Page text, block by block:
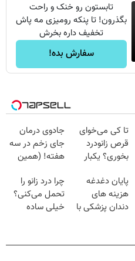
تابستون رو خنک و راحت
بگذرون! تا پنکه رومیزی مه پاش
تخفیف داره بخرش
سفارش بده!
تا کی می‌خوای
قرص زانودرد
بخوری؟ یکبار
کن
جادوی درمان
جای زخم در سه
هفته! (همین
صحبت کنید)
پایان دغدغه
هزینه های
دندان پزشکی با
چرا درد زانو را
تحمل می‌کنی؟
خیلی ساده